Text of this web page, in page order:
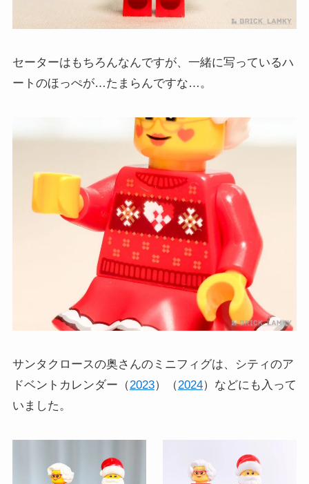
セーターはもちろんなんですが、一緒に写っているハ
ートのほっぺが…たまらんですな…。
サンタクロースの奥さんのミニフィグは、シティのア
ドベントカレンダー（2023）（2024）などにも入って
いました。